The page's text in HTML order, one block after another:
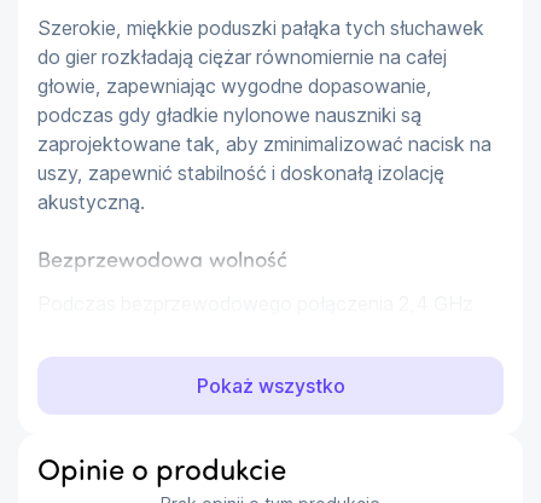
Szerokie, miękkie poduszki pałąka tych słuchawek
do gier rozkładają ciężar równomiernie na całej
głowie, zapewniając wygodne dopasowanie,
podczas gdy gładkie nylonowe nauszniki są
zaprojektowane tak, aby zminimalizować nacisk na
uszy, zapewnić stabilność i doskonałą izolację
akustyczną.
Bezprzewodowa wolność
odbiorczego USB, algorytm zmniejsza opóźnienie
między źródłem dźwięku gry a wejściem dźwięku
tego bezprzewodowego zestawu słuchawkowego
Możesz także połączyć INZONE H7 ze swoim
Pokaż wszystko
Opinie o produkcie